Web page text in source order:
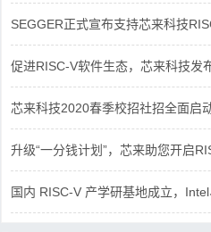
SEGGER正式宣布支持芯来科技
促进RISC-V软件生态，芯来科技发
芯来科技2020春季校招社招全面启动
升级“一分钱计划”，芯来助您开启
国内 RISC-V 产学研基地成立，